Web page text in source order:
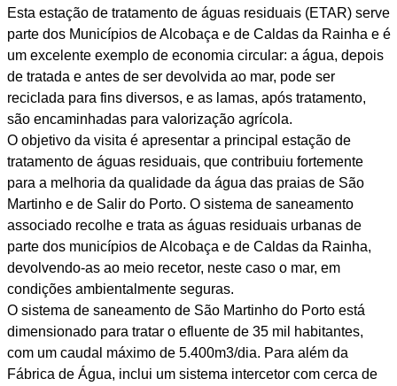
Esta estação de tratamento de águas residuais (ETAR) serve
parte dos Municípios de Alcobaça e de Caldas da Rainha e é
um excelente exemplo de economia circular: a água, depois
de tratada e antes de ser devolvida ao mar, pode ser
reciclada para fins diversos, e as lamas, após tratamento,
são encaminhadas para valorização agrícola.
O objetivo da visita é apresentar a principal estação de
tratamento de águas residuais, que contribuiu fortemente
para a melhoria da qualidade da água das praias de São
Martinho e de Salir do Porto. O sistema de saneamento
associado recolhe e trata as águas residuais urbanas de
parte dos municípios de Alcobaça e de Caldas da Rainha,
devolvendo-as ao meio recetor, neste caso o mar, em
condições ambientalmente seguras.
O sistema de saneamento de São Martinho do Porto está
dimensionado para tratar o efluente de 35 mil habitantes,
com um caudal máximo de 5.400m3/dia. Para além da
Fábrica de Água, inclui um sistema intercetor com cerca de